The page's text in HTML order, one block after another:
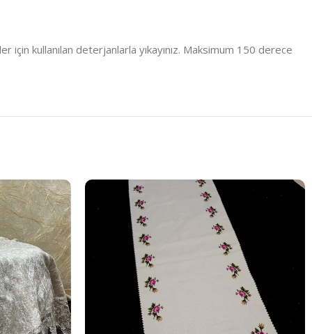
kullanılan deterjanlarla yıkayınız. Maksimum 150 derece